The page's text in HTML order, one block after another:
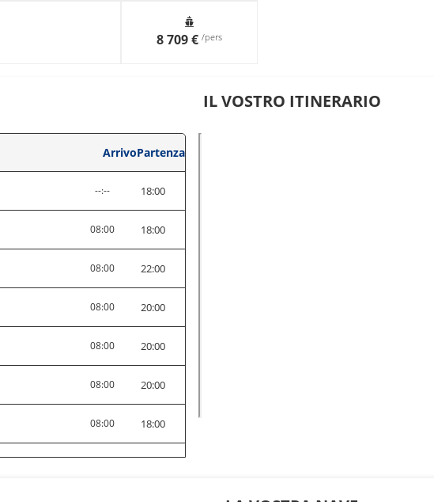
8 709 € /pers
IL VOSTRO ITINERARIO
ArrivoPartenza
--:-- 18:00
08:00 18:00
08:00 22:00
08:00 20:00
08:00 20:00
08:00 20:00
08:00 18:00
05:00 18:00